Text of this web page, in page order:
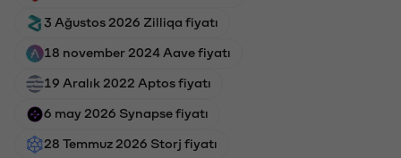
3 Ağustos 2026 Zilliqa fiyatı
18 november 2024 Aave fiyatı
19 Aralık 2022 Aptos fiyatı
6 may 2026 Synapse fiyatı
28 Temmuz 2026 Storj fiyatı